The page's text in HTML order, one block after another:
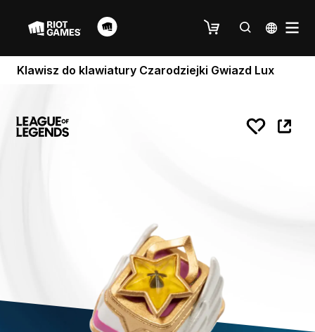
Klawisz do klawiatury Czarodziejki Gwiazd Lux